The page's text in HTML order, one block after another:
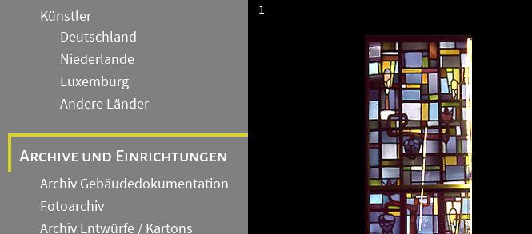
Künstler
Deutschland
Niederlande
Luxemburg
Andere Länder
Archive und Einrichtungen
Archiv Gebäudedokumentation
Fotoarchiv
Archiv Entwürfe / Kartons
1